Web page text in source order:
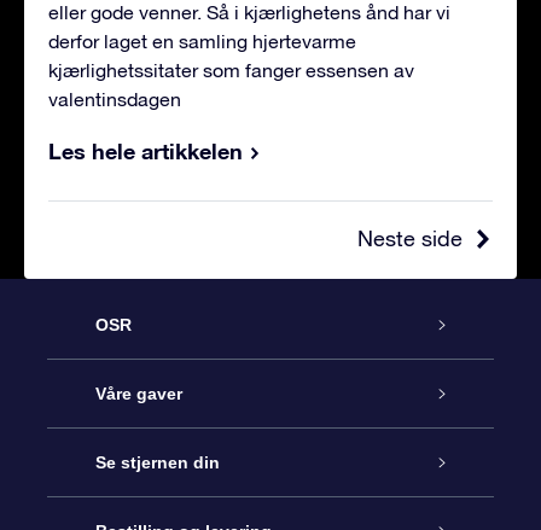
eller gode venner. Så i kjærlighetens ånd har vi
derfor laget en samling hjertevarme
kjærlighetssitater som fanger essensen av
valentinsdagen
Les hele artikkelen
Neste side
OSR
Kundeservice
Kontakt oss
Våre gaver
Online Stjernegave
Se stjernen din